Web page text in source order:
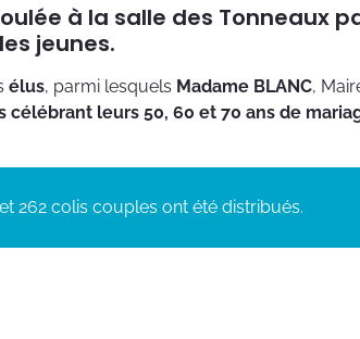
à la salle des Tonneaux
jeunes.
élus, parmi lesquels Madame BLANC,
célébrant leurs 50, 60 et 70 ans de
262 colis couples ont été distribués.